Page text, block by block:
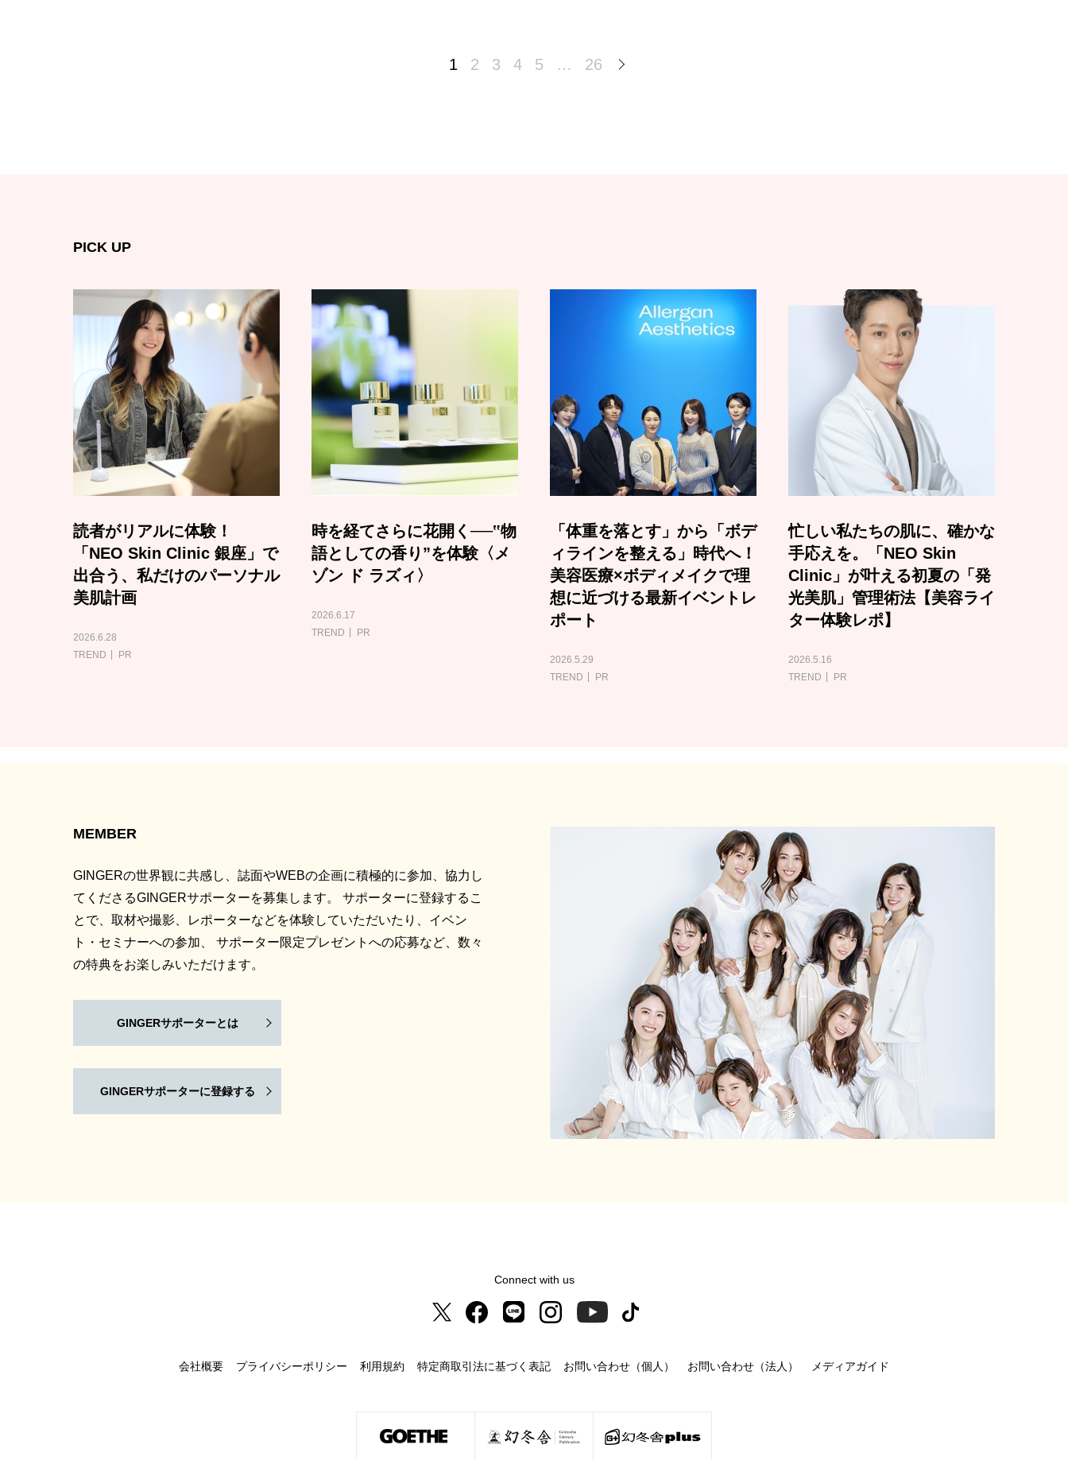
1 2 3 4 5 … 26
PICK UP
読者がリアルに体験！
「NEO Skin Clinic 銀座」で
出合う、私だけのパーソナル
美肌計画
2026.6.28
TREND
PR
時を経てさらに花開く──‟物
語としての香り”を体験〈メ
ゾン ド ラズィ〉
2026.6.17
TREND
PR
「体重を落とす」から「ボデ
ィラインを整える」時代へ！
美容医療×ボディメイクで理
想に近づける最新イベントレ
ポート
2026.5.29
TREND
PR
忙しい私たちの肌に、確かな
手応えを。「NEO Skin
Clinic」が叶える初夏の「発
光美肌」管理術法【美容ライ
ター体験レポ】
2026.5.16
TREND
PR
MEMBER
GINGERの世界観に共感し、誌面やWEBの企画に積極的に参加、協力し
てくださるGINGERサポーターを募集します。 サポーターに登録するこ
とで、取材や撮影、レポーターなどを体験していただいたり、イベン
ト・セミナーへの参加、 サポーター限定プレゼントへの応募など、数々
の特典をお楽しみいただけます。
GINGERサポーターとは
GINGERサポーターに登録する
Connect with us
会社概要 プライバシーポリシー 利用規約 特定商取引法に基づく表記 お問い合わせ（個人） お問い合わせ（法人） メディアガイド